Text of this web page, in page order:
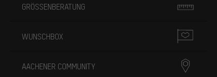
GRÖSSENBERATUNG
WUNSCHBOX
AACHENER COMMUNITY